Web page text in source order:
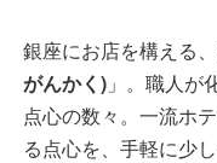
銀座にお店を構える
がんかく) 」。職人が
点心の数々。一流ホ
る点心を、手軽に少